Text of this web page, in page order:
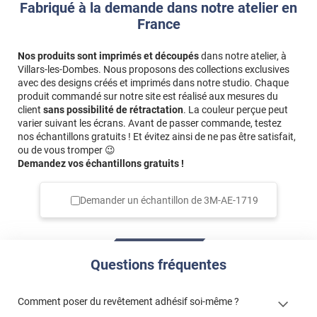
Fabriqué à la demande dans notre atelier en
France
Nos produits sont imprimés et découpésdans notre atelier, à
Villars-les-Dombes. Nous proposons des collections exclusives
avec des designs créés et imprimés dans notre studio. Chaque
produit commandé sur notre site est réalisé aux mesures du
client sans possibilité de rétractation. La couleur perçue peut
varier suivant les écrans. Avant de passer commande, testez
nos échantillons gratuits ! Et évitez ainsi de ne pas être satisfait,
ou de vous tromper 😉
Demandez vos échantillons gratuits !
Demander un échantillon de3M-AE-1719
Questions fréquentes
Comment poser du revêtement adhésif soi-même ?